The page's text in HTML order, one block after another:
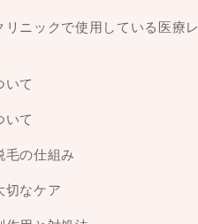
リニックで使用している医療レ
いて
いて
毛の仕組み
切なケア